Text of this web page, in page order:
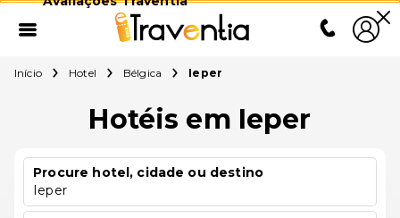
Início Hotel Bélgica Ieper
Hotéis em Ieper
Procure hotel, cidade ou destino
Ieper